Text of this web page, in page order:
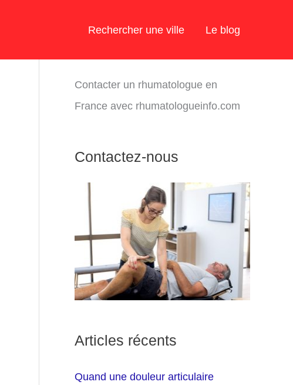
Rechercher une ville Le blog
Contacter un rhumatologue en
France avec rhumatologueinfo.com
Contactez-nous
Articles récents
Quand une douleur articulaire